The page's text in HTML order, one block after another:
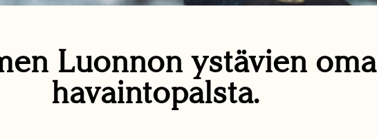
Luonnon ystävien oma
havaintopalsta.